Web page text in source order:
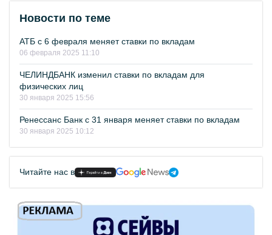
Новости по теме
АТБ с 6 февраля меняет ставки по вкладам
06 февраля 2025 11:10
ЧЕЛИНДБАНК изменил ставки по вкладам для
физических лиц
30 января 2025 15:56
Ренессанс Банк с 31 января меняет ставки по вкладам
30 января 2025 10:12
Читайте нас в